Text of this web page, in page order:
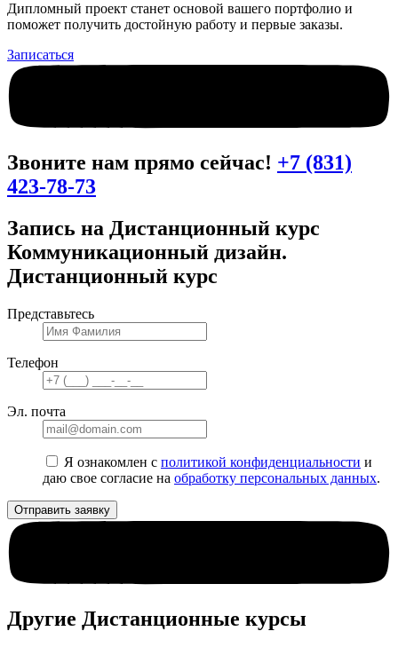
Дипломный проект станет основой вашего портфолио и
поможет получить достойную работу и первые заказы.
Записаться
Звоните нам прямо сейчас! +7 (831)
423-78-73
Запись на Дистанционный курс
Коммуникационный дизайн.
Дистанционный курс
Представьтесь
Телефон
Эл. почта
Я ознакомлен с политикой конфиденциальности и
даю свое согласие на обработку персональных данных.
Другие Дистанционные курсы